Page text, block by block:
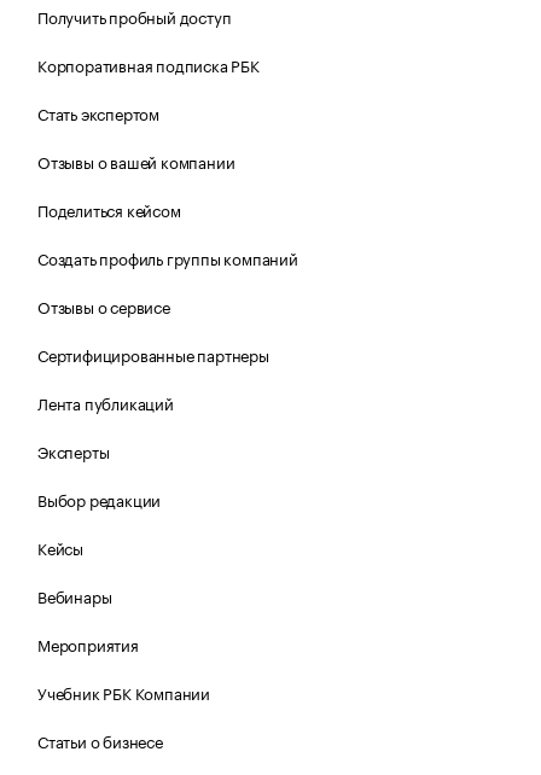
Получить пробный доступ
Корпоративная подписка РБК
Стать экспертом
Отзывы о вашей компании
Поделиться кейсом
Создать профиль группы компаний
Отзывы о сервисе
Сертифицированные партнеры
Лента публикаций
Эксперты
Выбор редакции
Кейсы
Вебинары
Мероприятия
Учебник РБК Компании
Статьи о бизнесе